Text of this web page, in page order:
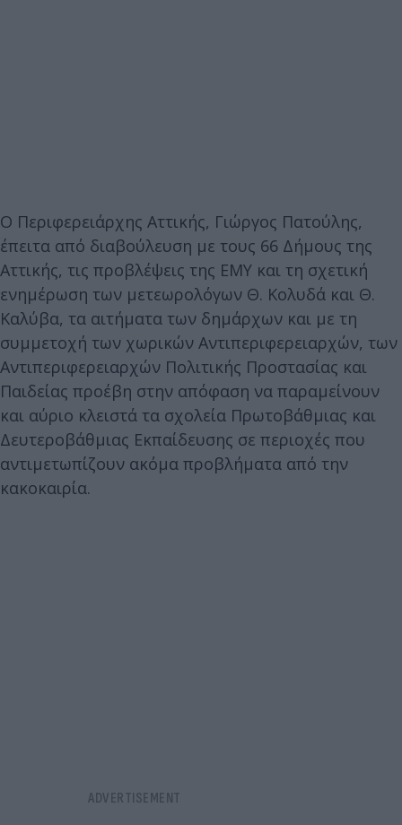
Ο Περιφερειάρχης Αττικής, Γιώργος Πατούλης,
έπειτα από διαβούλευση με τους 66 Δήμους της
Αττικής, τις προβλέψεις της ΕΜΥ και τη σχετική
ενημέρωση των μετεωρολόγων Θ. Κολυδά και Θ.
Καλύβα, τα αιτήματα των δημάρχων και με τη
συμμετοχή των χωρικών Αντιπεριφερειαρχών, των
Αντιπεριφερειαρχών Πολιτικής Προστασίας και
Παιδείας προέβη στην απόφαση να παραμείνουν
και αύριο κλειστά τα σχολεία Πρωτοβάθμιας και
Δευτεροβάθμιας Εκπαίδευσης σε περιοχές που
αντιμετωπίζουν ακόμα προβλήματα από την
κακοκαιρία.